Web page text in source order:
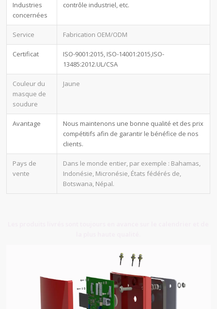
Industries
concernées
contrôle industriel, etc.
Service Fabrication OEM/ODM
Certificat
ISO-9001:2015, ISO-14001:2015,ISO-
13485:2012.UL/CSA
Couleur du
masque de
soudure
Jaune
Avantage
Nous maintenons une bonne qualité et des prix
compétitifs afin de garantir le bénéfice de nos
clients.
Pays de
vente
Dans le monde entier, par exemple : Bahamas,
Indonésie, Micronésie, États fédérés de,
Botswana, Népal.